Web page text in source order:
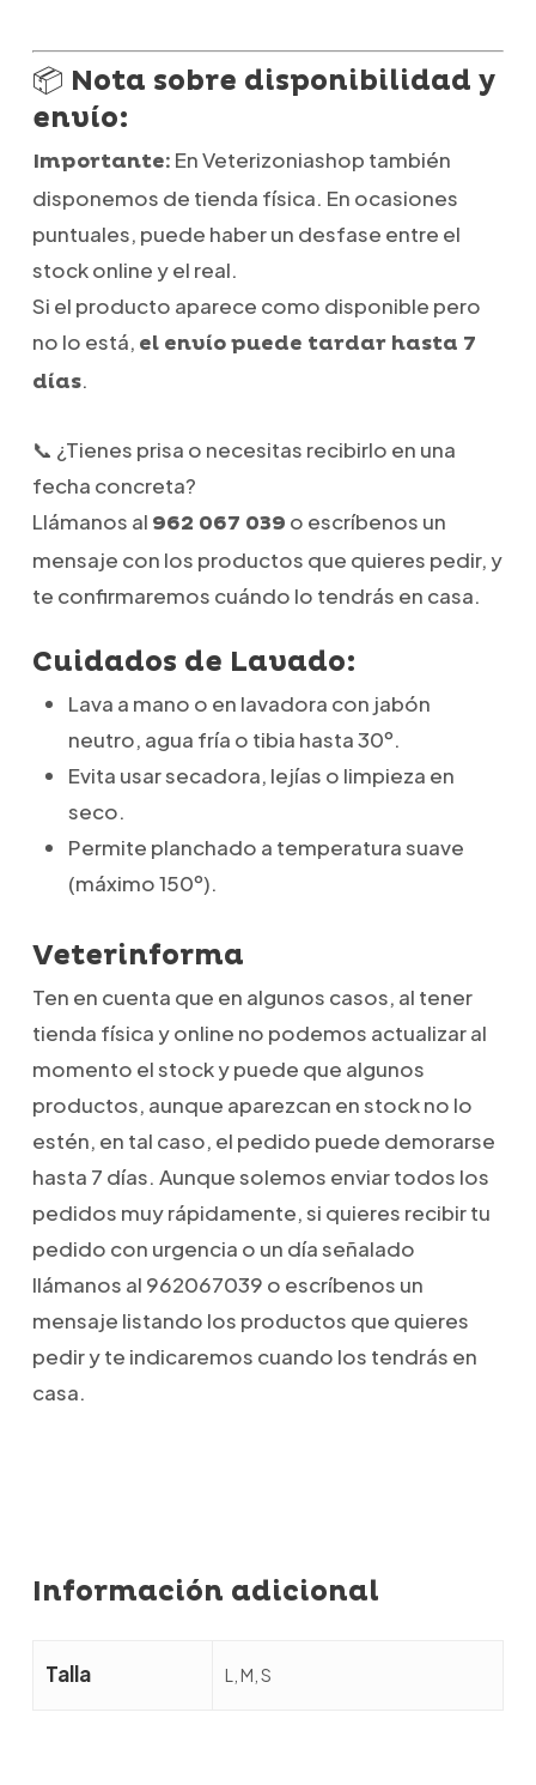
📦 Nota sobre disponibilidad y
envío:
Importante: En Veterizoniashop también
disponemos de tienda física. En ocasiones
puntuales, puede haber un desfase entre el
stock online y el real.
Si el producto aparece como disponible pero
no lo está, el envío puede tardar hasta 7
días.
📞 ¿Tienes prisa o necesitas recibirlo en una
fecha concreta?
Llámanos al 962 067 039 o escríbenos un
mensaje con los productos que quieres pedir, y
te confirmaremos cuándo lo tendrás en casa.
Cuidados de Lavado:
Lava a mano o en lavadora con jabón
neutro, agua fría o tibia hasta 30º.
Evita usar secadora, lejías o limpieza en
seco.
Permite planchado a temperatura suave
(máximo 150º).
Veterinforma
Ten en cuenta que en algunos casos, al tener
tienda física y online no podemos actualizar al
momento el stock y puede que algunos
productos, aunque aparezcan en stock no lo
estén, en tal caso, el pedido puede demorarse
hasta 7 días. Aunque solemos enviar todos los
pedidos muy rápidamente, si quieres recibir tu
pedido con urgencia o un día señalado
llámanos al 962067039 o escríbenos un
mensaje listando los productos que quieres
pedir y te indicaremos cuando los tendrás en
casa.
Información adicional
Talla L, M, S